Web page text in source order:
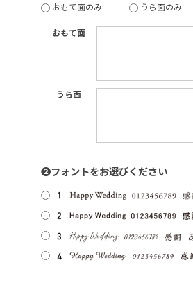
おもて面のみ うら面のみ
おもて面
うら面
❷フォントをお選びください